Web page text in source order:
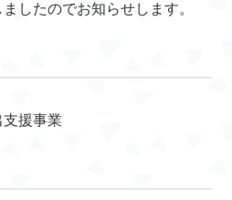
したのでお知らせします。
援事業